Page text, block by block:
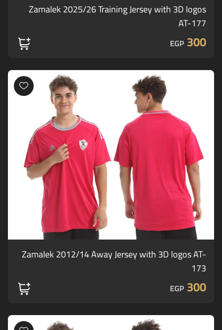
Zamalek 2025/26 Training Jersey with 3D logos
AT-177
300
EGP
Zamalek 2012/14 Away Jersey with 3D logos AT-
173
300
EGP